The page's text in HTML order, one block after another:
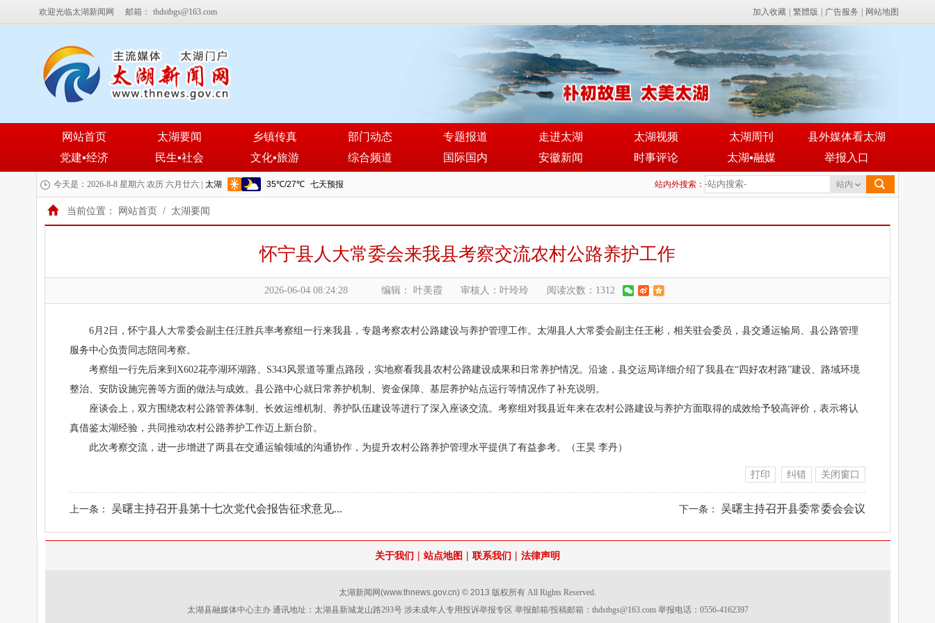
欢迎光临太湖新闻网 邮箱： thdstbgs@163.com 加入收藏 繁體版 广告服务 网站地图
网站首页 太湖要闻 乡镇传真 部门动态 专题报道 走进太湖 太湖视频 太湖周刊
县外媒体看太湖
党建▪经济
民生▪社会 文化▪旅游 综合频道 国际国内 安徽新闻 时事评论 太湖▪融媒 举报入口
今天是：2026-8-8 星期六 农历 六月廿六 | 站内外搜索： 站内
当前位置： 网站首页 / 太湖要闻
怀宁县人大常委会来我县考察交流农村公路养护工作
2026-06-04 08:24:28 编辑： 叶美霞 审核人：叶玲玲 阅读次数：1312
6月2日，怀宁县人大常委会副主任汪胜兵率考察组一行来我县，专题考察农村公路建设与养护管理工作。太湖县人大常委会副主任王彬，相关驻会委员，县交通运输局、县公路管理
服务中心负责同志陪同考察。
考察组一行先后来到X602花亭湖环湖路、S343风景道等重点路段，实地察看我县农村公路建设成果和日常养护情况。沿途，县交运局详细介绍了我县在“四好农村路”建设、路域环境
整治、安防设施完善等方面的做法与成效。县公路中心就日常养护机制、资金保障、基层养护站点运行等情况作了补充说明。
座谈会上，双方围绕农村公路管养体制、长效运维机制、养护队伍建设等进行了深入座谈交流。考察组对我县近年来在农村公路建设与养护方面取得的成效给予较高评价，表示将认
真借鉴太湖经验，共同推动农村公路养护工作迈上新台阶。
此次考察交流，进一步增进了两县在交通运输领域的沟通协作，为提升农村公路养护管理水平提供了有益参考。（王昊 李丹）
打印 纠错 关闭窗口
上一条： 吴曙主持召开县第十七次党代会报告征求意见... 下一条： 吴曙主持召开县委常委会会议
关于我们 | 站点地图 | 联系我们 | 法律声明
太湖新闻网(www.thnews.gov.cn) © 2013 版权所有 All Rights Reserved.
太湖县融媒体中心主办 通讯地址：太湖县新城龙山路293号 涉未成年人专用投诉举报专区 举报邮箱/投稿邮箱： thdstbgs@163.com举报电话：0556-4162397